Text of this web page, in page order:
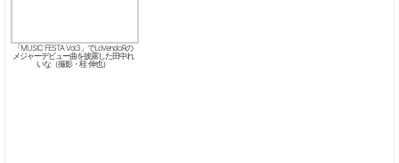
「MUSIC FESTA Vol.3」でLoVendoЯの
メジャーデビュー曲を披露した田中れ
いな（撮影・桂 伸也）